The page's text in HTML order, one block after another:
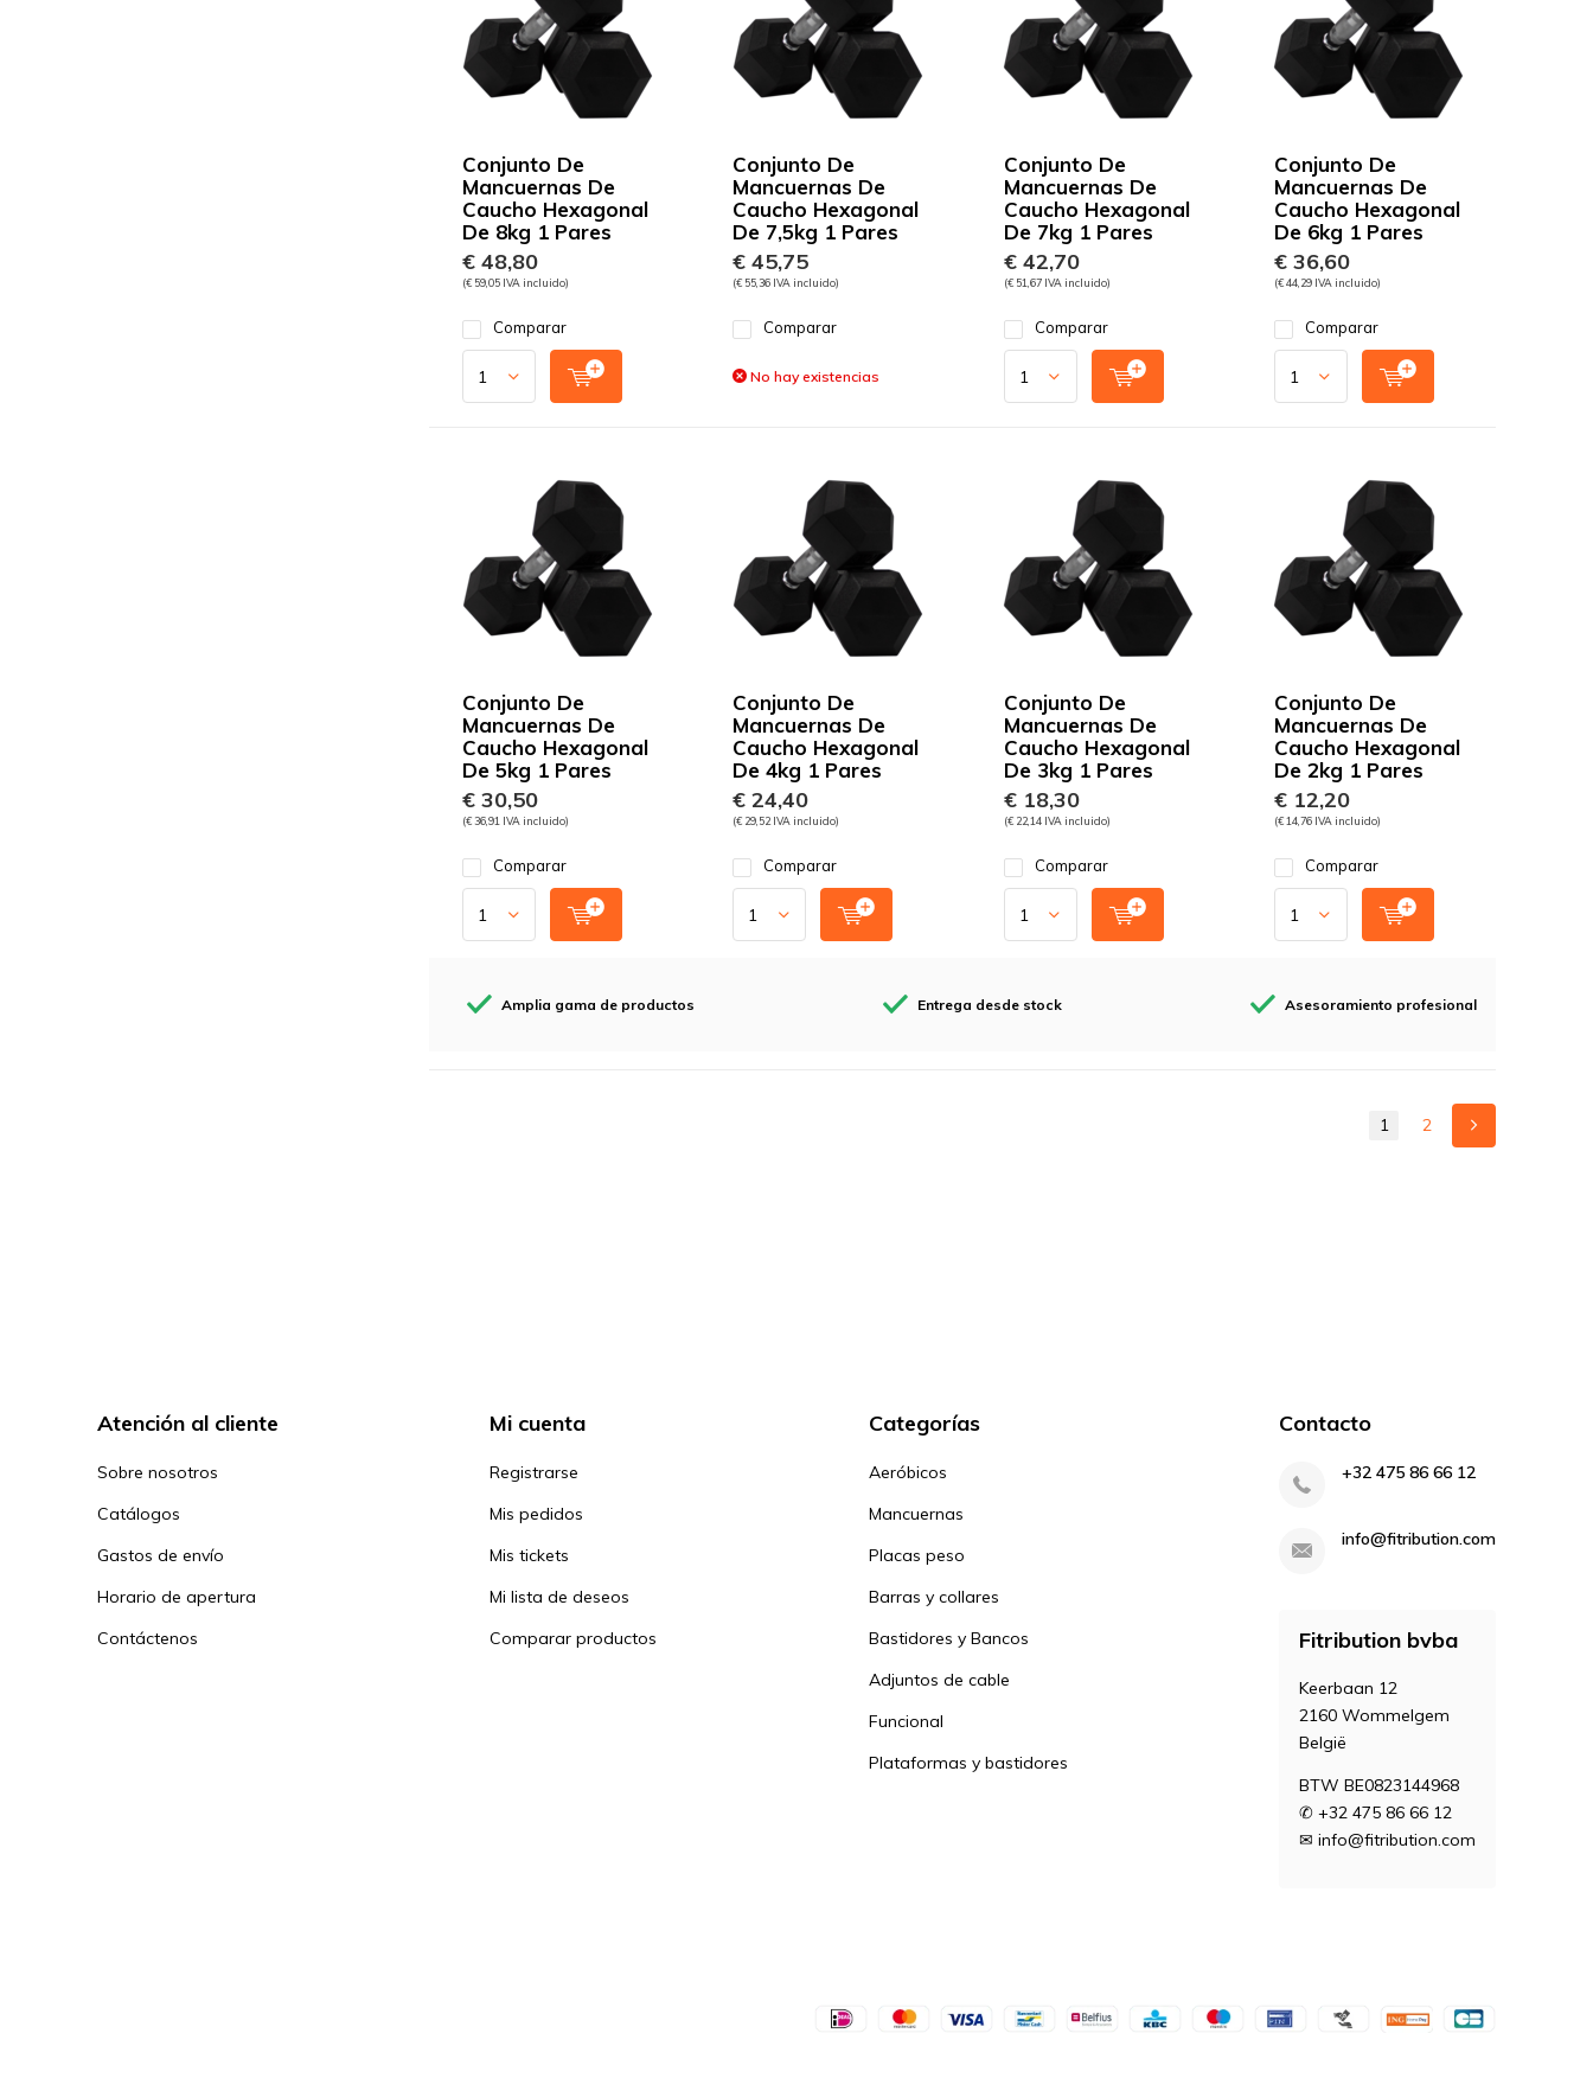
Conjunto De
Mancuernas De
Caucho Hexagonal
De 8kg 1 Pares
€ 48,80
(€ 59,05 IVA incluido)
Comparar
Conjunto De
Mancuernas De
Caucho Hexagonal
De 7,5kg 1 Pares
€ 45,75
(€ 55,36 IVA incluido)
Comparar
No hay existencias
Conjunto De
Mancuernas De
Caucho Hexagonal
De 7kg 1 Pares
€ 42,70
(€ 51,67 IVA incluido)
Comparar
Conjunto De
Mancuernas De
Caucho Hexagonal
De 6kg 1 Pares
€ 36,60
(€ 44,29 IVA incluido)
Comparar
Conjunto De
Mancuernas De
Caucho Hexagonal
De 5kg 1 Pares
€ 30,50
(€ 36,91 IVA incluido)
Comparar
Conjunto De
Mancuernas De
Caucho Hexagonal
De 4kg 1 Pares
€ 24,40
(€ 29,52 IVA incluido)
Comparar
Conjunto De
Mancuernas De
Caucho Hexagonal
De 3kg 1 Pares
€ 18,30
(€ 22,14 IVA incluido)
Comparar
Conjunto De
Mancuernas De
Caucho Hexagonal
De 2kg 1 Pares
€ 12,20
(€ 14,76 IVA incluido)
Comparar
Amplia gama de productos Entrega desde stock Asesoramiento profesional
1 2
Atención al cliente
Sobre nosotros
Catálogos
Gastos de envío
Horario de apertura
Contáctenos
Mi cuenta
Registrarse
Mis pedidos
Mis tickets
Mi lista de deseos
Comparar productos
Categorías
Aeróbicos
Mancuernas
Placas peso
Barras y collares
Bastidores y Bancos
Adjuntos de cable
Funcional
Plataformas y bastidores
Contacto
+32 475 86 66 12
info@fitribution.com
Fitribution bvba
Keerbaan 12
2160 Wommelgem
België
BTW BE0823144968
✆ +32 475 86 66 12
✉ info@fitribution.com